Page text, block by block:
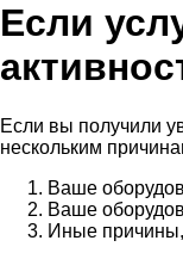
Если
Если вы получили
нескольким
Ваше
Ваше
Иные причины,